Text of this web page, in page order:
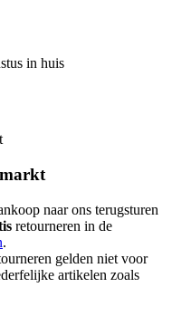
in huis
naar ons terugsturen
retourneren in de
.
gelden niet voor
artikelen zoals